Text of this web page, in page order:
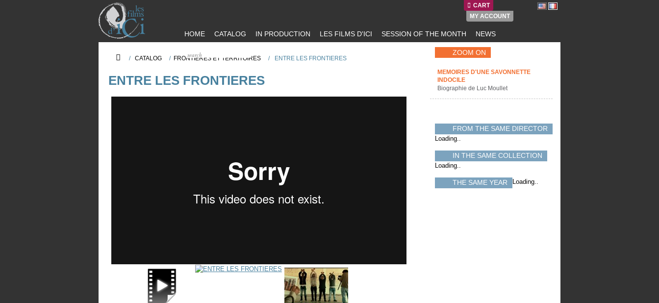
CART
MY ACCOUNT
HOME CATALOG IN PRODUCTION LES FILMS D'ICI SESSION OF THE MONTH NEWS
/ CATALOG / FRONTIERES ET TERRITOIRES / ENTRE LES FRONTIERES
ENTRE LES FRONTIERES
ZOOM ON
MEMOIRES D'UNE SAVONNETTE
INDOCILE
Biographie de Luc Moullet
FROM THE SAME DIRECTOR
Loading..
IN THE SAME COLLECTION
Loading..
THE SAME YEAR Loading..